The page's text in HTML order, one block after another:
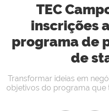
TEC
inscrições
programa de
de
Transformar ideias em
objetivos do programa que